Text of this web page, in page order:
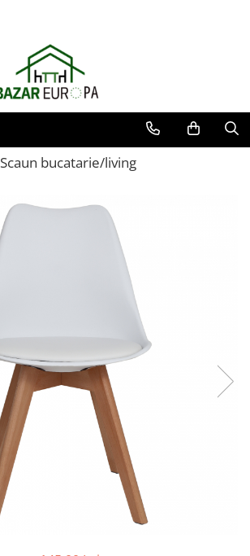
Scaun bucatarie/living